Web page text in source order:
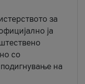
за
ја
со
на